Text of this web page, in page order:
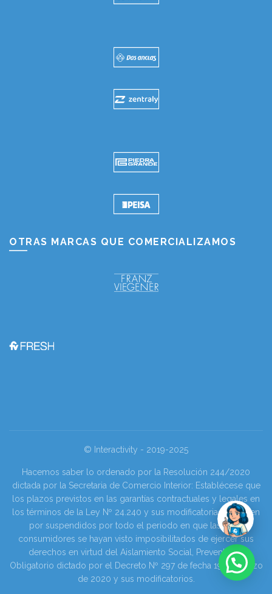
OTRAS MARCAS QUE COMERCIALIZAMOS
© Interactivity - 2019-2025
Hacemos saber lo ordenado por la Resolución 244/2020
dictada por la Secretaria de Comercio Interior: Establécese que
los plazos previstos en las garantías contractuales y legales en
los términos de la Ley Nº 24.240 y sus modificatorias se tienen
por suspendidos por todo el periodo en que las y los
consumidores se hayan visto imposibilitados de ejercer sus
derechos en virtud del Aislamiento Social, Preventivo y
Obligatorio dictado por el Decreto Nº 297 de fecha 19 de marzo
de 2020 y sus modificatorios.